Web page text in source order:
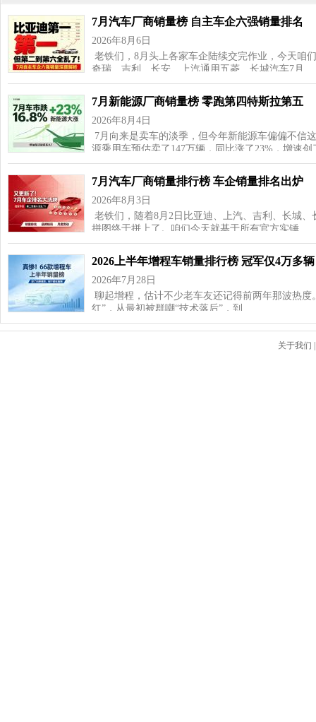
7月汽车厂商销量榜 自主车企六强销量排名
2026年8月6日
老铁们，8月头上各家车企陆续交完作业，今天
奇瑞、吉利、长安、上汽通用五菱、长城汽车7月…
7月新能源厂商销量榜 零跑第四特斯拉第五
2026年8月4日
7月向来是卖车的淡季，但今年新能源车偏偏不信
源乘用车预估卖了147万辆，同比涨了23%，增速
7月汽车厂商销量排行榜 车企销量排名出炉
2026年8月3日
老铁们，随着8月2日比亚迪、上汽、吉利、长城
拼图终于拼上了。咱们今天就基于所有官方实锤…
2026上半年增程车销量排行榜 冠军仅4万多辆
2026年7月28日
聊起增程，估计不少老车友还记得前两年那波热
红”，从最初被群嘲“技术落后”，到…
关于我们